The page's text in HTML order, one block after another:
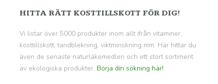
HITTA RÄTT KOSTTILLSKOTT FÖR DIG!
Vi listar över 5000 produkter inom allt ifrån vitaminer,
kosttillskott, tandblekning, viktminskning mm. Här hittar du
även de senaste naturläkemedlen och ett stort sortiment
av ekologiska produkter. Börja din sökning här!